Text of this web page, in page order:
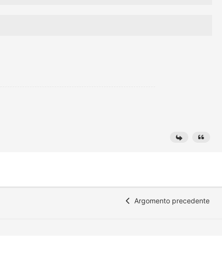
Argomento precedente